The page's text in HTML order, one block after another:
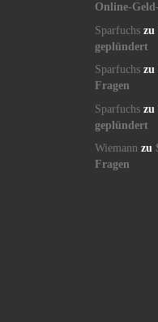
Online-
Sparfuchs zu
geplündert
Sparfuchs zu
Fragen
Sparfuchs zu
geplündert
Wiemann zu
Fragen